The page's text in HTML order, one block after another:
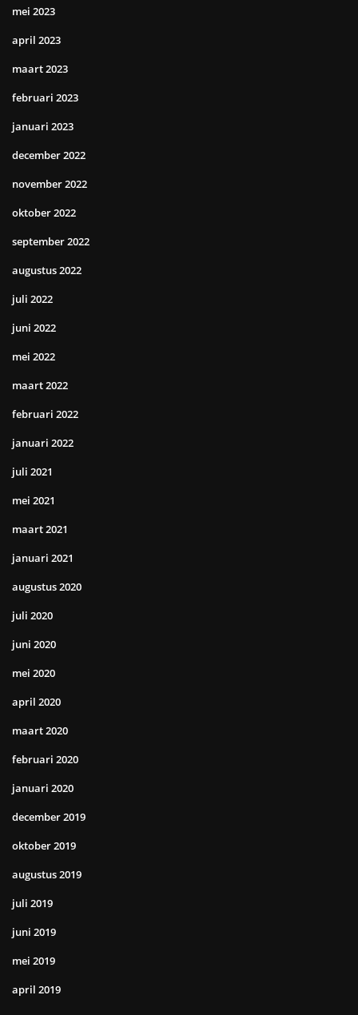
mei 2023
april 2023
maart 2023
februari 2023
januari 2023
december 2022
november 2022
oktober 2022
september 2022
augustus 2022
juli 2022
juni 2022
mei 2022
maart 2022
februari 2022
januari 2022
juli 2021
mei 2021
maart 2021
januari 2021
augustus 2020
juli 2020
juni 2020
mei 2020
april 2020
maart 2020
februari 2020
januari 2020
december 2019
oktober 2019
augustus 2019
juli 2019
juni 2019
mei 2019
april 2019